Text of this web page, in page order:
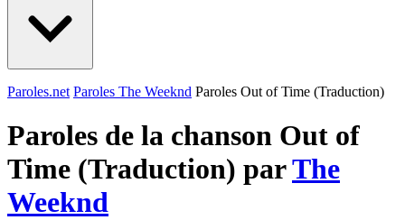
Paroles.net Paroles The Weeknd Paroles Out of Time (Traduction)
Paroles de la chanson Out of
Time (Traduction) parThe
Weeknd